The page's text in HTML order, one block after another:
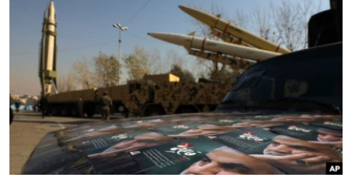
ᲕᲐᲨᲘᲜᲒᲢᲝᲜᲘ ᲓᲦᲔᲡ
ᲮᲔᲓᲕᲐ ᲕᲐᲨᲘᲜᲒᲢᲝᲜᲘᲓᲐᲜ
ᲡᲢᲣᲓᲘᲐ ᲕᲐᲨᲘᲜᲒᲢᲝᲜᲘ
ᲡᲮᲕᲐ ᲡᲘᲐᲮᲚᲔᲔᲑᲘ
ᲞᲝᲚᲘᲢᲘᲙᲐ
ᲔᲙᲝᲜᲝᲛᲘᲙᲐ
ᲯᲐᲜᲛᲠᲗᲔᲚᲝᲑᲐ
ᲛᲔᲪᲜᲘᲔᲠᲔᲑᲐ
ᲘᲜᲢᲔᲠᲕᲘᲣ
ᲠᲣᲡᲔᲗᲘᲡ ᲨᲔᲭᲠᲐ ᲣᲙᲠᲐᲘᲜᲐᲨᲘ
Learning English
ᲗᲕᲐᲚᲘ ᲒᲕᲐᲓᲔᲕᲜᲔᲗ